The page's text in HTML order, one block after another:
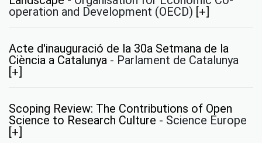
operation and Development (OECD) [+]
Acte d'inauguració de la 30a Setmana de la
Ciència a Catalunya - Parlament de Catalunya
[+]
Scoping Review: The Contributions of Open
Science to Research Culture - Science Europe
[+]